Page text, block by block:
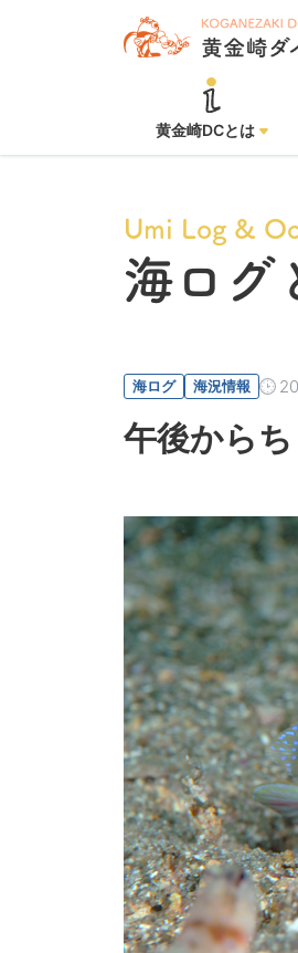
黄金崎DCとは
Umi Log &
海ログ
海ログ 海況情報
午後から